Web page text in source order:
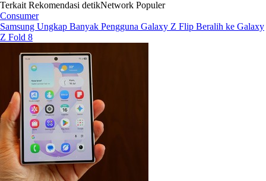
Terkait Rekomendasi detikNetwork Populer
Consumer
Samsung Ungkap Banyak Pengguna Galaxy Z Flip Beralih ke Galaxy
Z Fold 8